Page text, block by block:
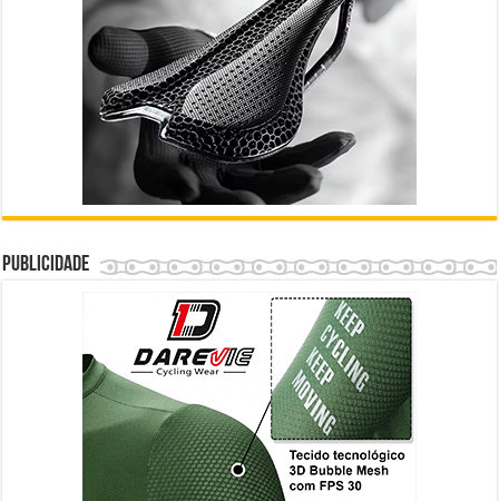
Publicidade